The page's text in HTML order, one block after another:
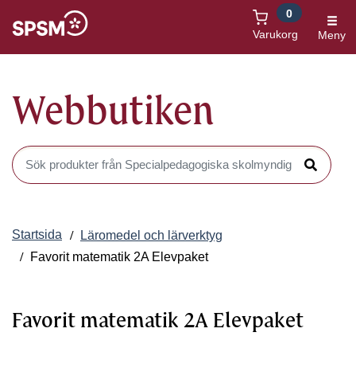
Varukorg
0
Meny
Webbutiken
Sök produkter i Webbutiken
Sök
Startsida
Läromedel och lärverktyg
Favorit matematik 2A Elevpaket
Favorit matematik 2A Elevpaket